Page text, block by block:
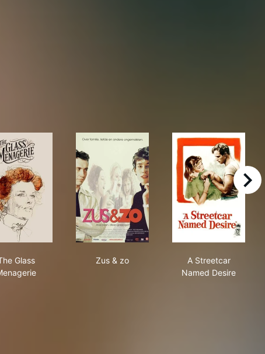
Glass
Zus & zo
A Streetcar
Named Desire
right